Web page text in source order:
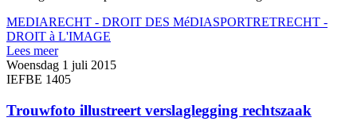
MEDIARECHT - DROIT DES MéDIASPORTRETRECHT -
DROIT à L'IMAGE
Lees meer
Woensdag 1 juli 2015
IEFBE 1405
Trouwfoto illustreert verslaglegging rechtszaak